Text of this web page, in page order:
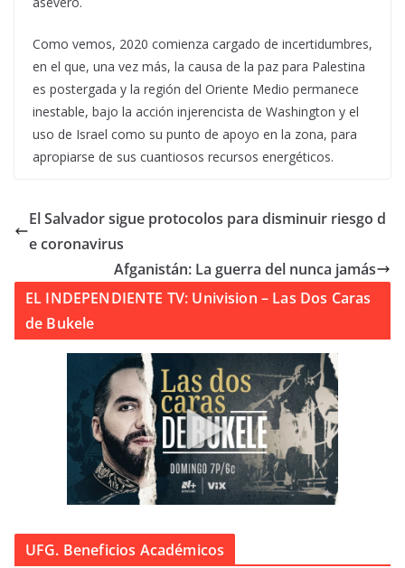
Como vemos, 2020 comienza cargado de incertidumbres,
en el que, una vez más, la causa de la paz para Palestina
es postergada y la región del Oriente Medio permanece
inestable, bajo la acción injerencista de Washington y el
uso de Israel como su punto de apoyo en la zona, para
apropiarse de sus cuantiosos recursos energéticos.
El Salvador sigue protocolos para disminuir riesgo d
e coronavirus
Afganistán: La guerra del nunca jamás
EL INDEPENDIENTE TV: Univision – Las Dos Caras
de Bukele
UFG. Beneficios Académicos